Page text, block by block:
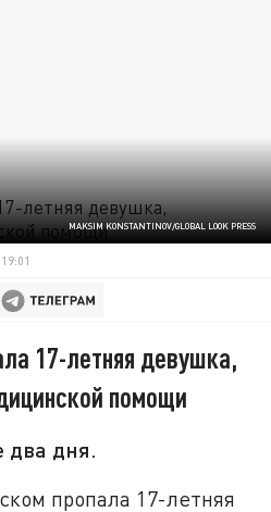
MAKSIM KONSTANTINOV/GLOBAL LOOK PRESS
17-летняя девушка,
помощи
два дня.
пропала 17-летняя